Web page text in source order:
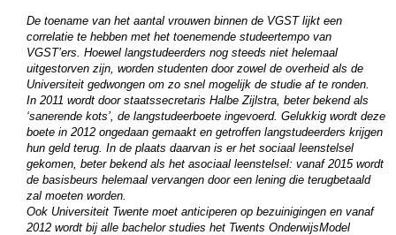
De toename van het aantal vrouwen binnen de VGST lijkt een
correlatie te hebben met het toenemende studeertempo van
VGST’ers. Hoewel langstudeerders nog steeds niet helemaal
uitgestorven zijn, worden studenten door zowel de overheid als de
Universiteit gedwongen om zo snel mogelijk de studie af te ronden.
In 2011 wordt door staatssecretaris Halbe Zijlstra, beter bekend als
‘sanerende kots’, de langstudeerboete ingevoerd. Gelukkig wordt deze
boete in 2012 ongedaan gemaakt en getroffen langstudeerders krijgen
hun geld terug. In de plaats daarvan is er het sociaal leenstelsel
gekomen, beter bekend als het asociaal leenstelsel: vanaf 2015 wordt
de basisbeurs helemaal vervangen door een lening die terugbetaald
zal moeten worden.
Ook Universiteit Twente moet anticiperen op bezuinigingen en vanaf
2012 wordt bij alle bachelor studies het Twents OnderwijsModel